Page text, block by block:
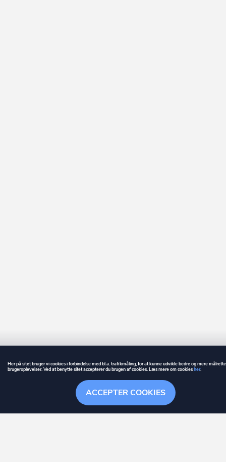
Søgehistorik Menu
er et registreret varemærke tilhørende ownr ApS – CVR nr.: 36 40 88
Stationsparken 26. 2., 2600 Glostrup, info@ownr.dk
ACCEPTER COOKIES
Her på sitet bruger vi cookies i forbindelse med bl.a. trafikmåling, for at kunne udvikle bedre og mere
brugeroplevelser. Ved at benytte sitet accepterer du brugen af cookies. Læs mere om cookiesher.